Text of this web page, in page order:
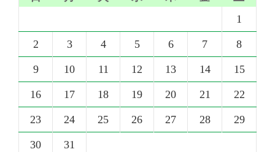
1
2 3 4 5 6 7 8
9 10 11 12 13 14 15
16 17 18 19 20 21 22
23 24 25 26 27 28 29
30
31